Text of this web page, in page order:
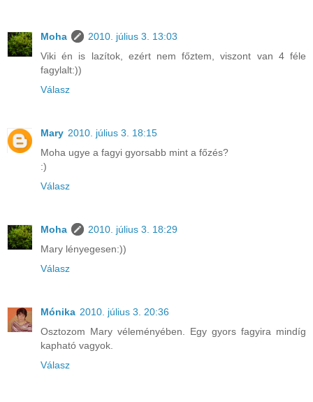
Moha
2010. július 3. 13:03
Viki én is lazítok, ezért nem főztem, viszont van 4 féle
fagylalt:))
Válasz
Mary 2010. július 3. 18:15
Moha ugye a fagyi gyorsabb mint a főzés?
:)
Válasz
Moha
2010. július 3. 18:29
Mary lényegesen:))
Válasz
Mónika 2010. július 3. 20:36
Osztozom Mary véleményében. Egy gyors fagyira mindíg
kapható vagyok.
Válasz